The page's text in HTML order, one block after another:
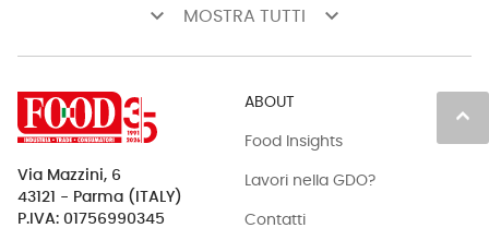
keyboard_arrow_down MOSTRA TUTTI keyboard_arrow_down
keyboard_arrow_up
Via Mazzini, 6
43121 - Parma (ITALY)
P.IVA: 01756990345
ABOUT
Food Insights
Lavori nella GDO?
Contatti